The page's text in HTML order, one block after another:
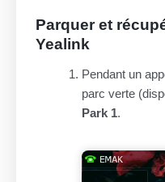
Parquer et
Yealink
Pendant un
parc verte
Park 1.